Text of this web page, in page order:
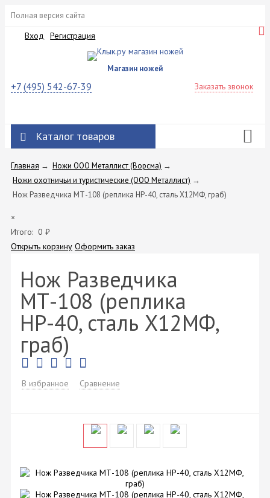
Полная версия сайта
Вход Регистрация
Магазин ножей
+7 (495) 542-67-39 Заказать звонок
Каталог товаров
Главная → Ножи ООО Металлист (Ворсма) →
Ножи охотничьи и туристические (ООО Металлист) →
Нож Разведчика МТ-108 (реплика НР-40, сталь Х12МФ, граб)
×
Итого: 0 ₽
Открыть корзину Оформить заказ
Нож Разведчика
МТ-108 (реплика
НР-40, сталь Х12МФ,
граб)
В избранное Сравнение